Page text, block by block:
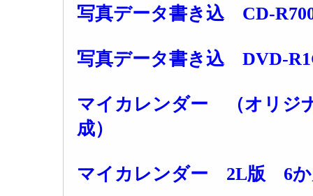
写真データ書き込 CD-
写真データ書き込 DVD-
マイカレンダー （オリジ
成）
マイカレンダー 2L版 6か